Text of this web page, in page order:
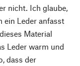
nicht. Ich glaube,
ein Leder anfasst
Material
Leder warm und
dass der